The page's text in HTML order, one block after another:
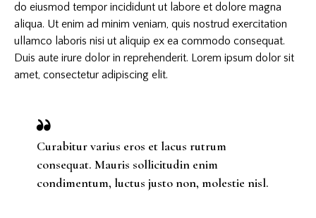
do eiusmod tempor incididunt ut labore et dolore magna
aliqua. Ut enim ad minim veniam, quis nostrud exercitation
ullamco laboris nisi ut aliquip ex ea commodo consequat.
Duis aute irure dolor in reprehenderit. Lorem ipsum dolor sit
amet, consectetur adipiscing elit.
Curabitur varius eros et lacus rutrum
consequat. Mauris sollicitudin enim
condimentum, luctus justo non, molestie nisl.